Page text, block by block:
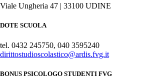
Viale Ungheria 47 | 33100 UDINE
DOTE SCUOLA
tel. 0432 245750, 040 3595240
dirittostudioscolastico@ardis.fvg.it
BONUS PSICOLOGO STUDENTI FVG